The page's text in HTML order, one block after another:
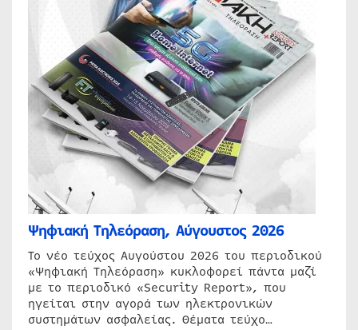
Ψηφιακή Τηλεόραση, Αύγουστος 2026
Το νέο τεύχος Αυγούστου 2026 του περιοδικού
«Ψηφιακή Τηλεόραση» κυκλοφορεί πάντα μαζί
με το περιοδικό «Security Report», που
ηγείται στην αγορά των ηλεκτρονικών
συστημάτων ασφαλείας. Θέματα τεύχο…